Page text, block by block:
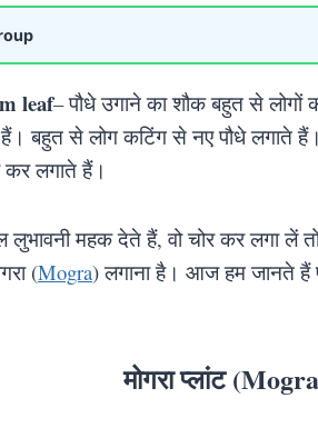
leaf– पौधे उगाने का शौक बहुत से लोगों
हैं। बहुत से लोग कटिंग से नए पौधे लगाते
कर लगाते हैं।
महक देते हैं, वो चोर कर लगा लें
(Mogra) लगाना है। आज हम जानते हैं
मोगरा प्लांट